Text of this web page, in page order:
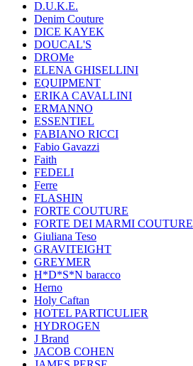
D.U.K.E.
Denim Couture
DICE KAYEK
DOUCAL'S
DROMe
ELENA GHISELLINI
EQUIPMENT
ERIKA CAVALLINI
ERMANNO
ESSENTIEL
FABIANO RICCI
Fabio Gavazzi
Faith
FEDELI
Ferre
FLASHIN
FORTE COUTURE
FORTE DEI MARMI COUTURE
Giuliana Teso
GRAVITEIGHT
GREYMER
H*D*S*N baracco
Herno
Holy Caftan
HOTEL PARTICULIER
HYDROGEN
J Brand
JACOB COHEN